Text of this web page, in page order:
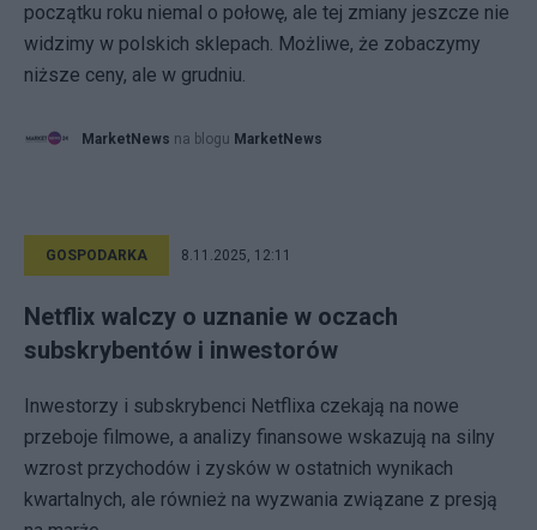
początku roku niemal o połowę, ale tej zmiany jeszcze nie
widzimy w polskich sklepach. Możliwe, że zobaczymy
niższe ceny, ale w grudniu.
MarketNews na blogu MarketNews
GOSPODARKA 8.11.2025, 12:11
Netflix walczy o uznanie w oczach
subskrybentów i inwestorów
Inwestorzy i subskrybenci Netflixa czekają na nowe
przeboje filmowe, a analizy finansowe wskazują na silny
wzrost przychodów i zysków w ostatnich wynikach
kwartalnych, ale również na wyzwania związane z presją